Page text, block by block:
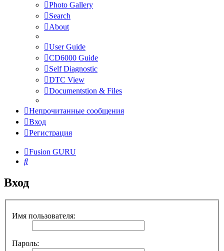
Photo Gallery
Search
About
User Guide
CD6000 Guide
Self Diagnostic
DTC View
Documentstion & Files
Непрочитанные сообщения
Вход
Регистрация
Fusion GURU
Поиск
Вход
Имя пользователя:
Пароль: